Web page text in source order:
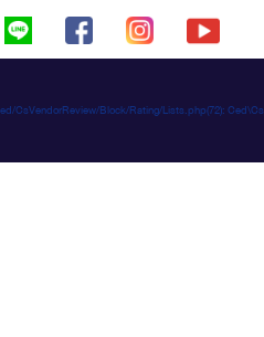
Block/Rating/Lists.php(72):